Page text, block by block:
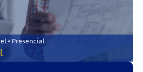
• Presencial